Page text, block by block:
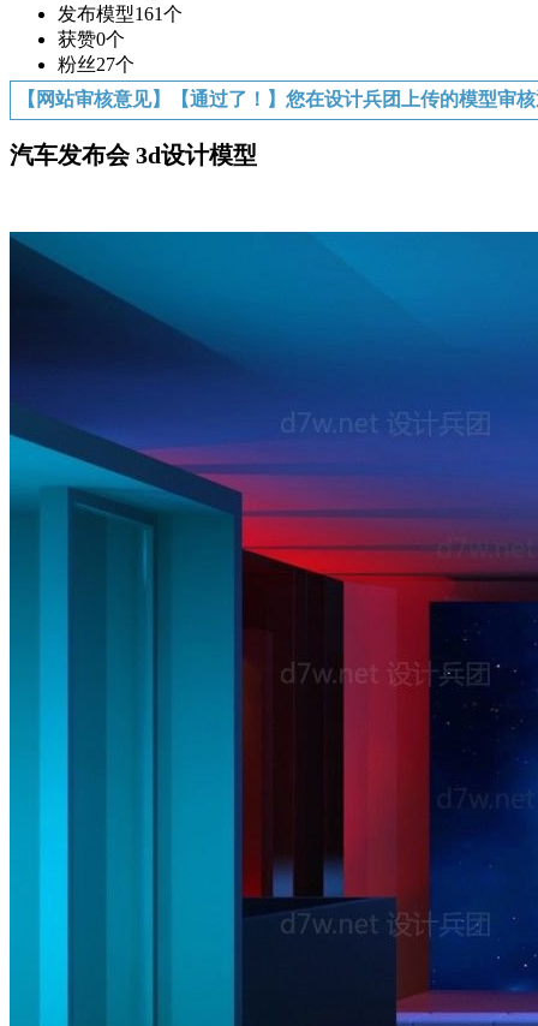
发布模型161个
获赞0个
粉丝27个
【网站审核意见】【通过了！】您在设计兵团上传的模型审
汽车发布会 3d设计模型